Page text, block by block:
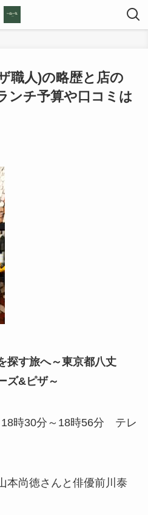
職人)の略歴と店の
ンチ予算や口コミは
す旅へ～東京都八丈
ズ&ピザ～
時30分～18時56分 テレ
本尚徳さんと俳優前川泰